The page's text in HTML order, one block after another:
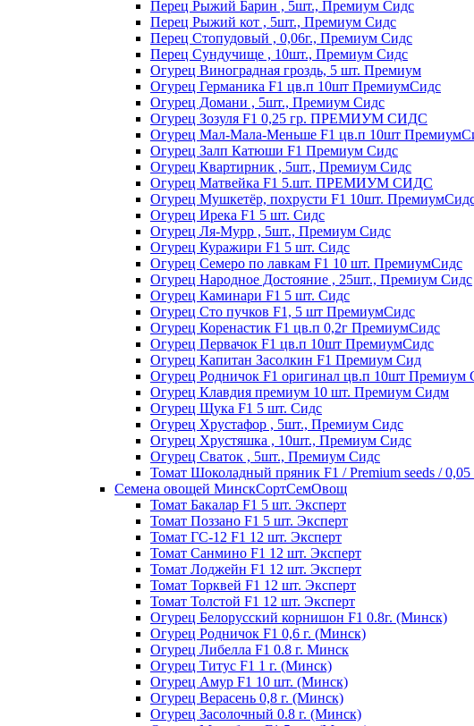
Перец Рыжий Барин , 5шт., Премиум Сидс
Перец Рыжий кот , 5шт., Премиум Сидс
Перец Стопудовый , 0,06г., Премиум Сидс
Перец Сундучище , 10шт., Премиум Сидс
Огурец Виноградная гроздь, 5 шт. Премиум
Огурец Германика F1 цв.п 10шт ПремиумСидс
Огурец Домани , 5шт., Премиум Сидс
Огурец Зозуля F1 0,25 гр. ПРЕМИУМ СИДС
Огурец Мал-Мала-Меньше F1 цв.п 10шт
Огурец Залп Катюши F1 Премиум Сидс
Огурец Квартирник , 5шт., Премиум Сидс
Огурец Матвейка F1 5.шт. ПРЕМИУМ СИДС
Огурец Мушкетёр, похрусти F1 10шт.
Огурец Ирека F1 5 шт. Сидс
Огурец Ля-Мурр , 5шт., Премиум Сидс
Огурец Куражири F1 5 шт. Сидс
Огурец Семеро по лавкам F1 10 шт. ПремиумСидс
Огурец Народное Достояние , 25шт., Премиум Сидс
Огурец Каминари F1 5 шт. Сидс
Огурец Сто пучков F1, 5 шт ПремиумСидс
Огурец Коренастик F1 цв.п 0,2г ПремиумСидс
Огурец Первачок F1 цв.п 10шт ПремиумСидс
Огурец Капитан Засолкин F1 Премиум Сид
Огурец Родничок F1 оригинал цв.п 10шт Премиум
Огурец Клавдия премиум 10 шт. Премиум Сидм
Огурец Щука F1 5 шт. Сидс
Огурец Хрустафор , 5шт., Премиум Сидс
Огурец Хрустяшка , 10шт., Премиум Сидс
Огурец Сваток , 5шт., Премиум Сидс
Томат Шоколадный пряник F1 / Premium seeds / 0,05
Семена овощей МинскСортСемОвощ
Томат Бакалар F1 5 шт. Эксперт
Томат Поззано F1 5 шт. Эксперт
Томат ГС-12 F1 12 шт. Эксперт
Томат Санмино F1 12 шт. Эксперт
Томат Лоджейн F1 12 шт. Эксперт
Томат Торквей F1 12 шт. Эксперт
Томат Толстой F1 12 шт. Эксперт
Огурец Белорусский корнишон F1 0.8г. (Минск)
Огурец Родничок F1 0,6 г. (Минск)
Огурец Либелла F1 0.8 г. Минск
Огурец Титус F1 1 г. (Минск)
Огурец Амур F1 10 шт. (Минск)
Огурец Верасень 0,8 г. (Минск)
Огурец Засолочный 0.8 г. (Минск)